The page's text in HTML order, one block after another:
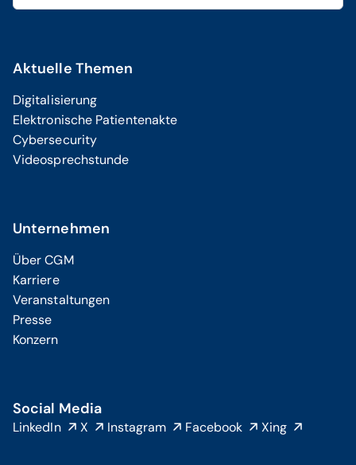
Aktuelle Themen
Digitalisierung
Elektronische Patientenakte
Cybersecurity
Videosprechstunde
Unternehmen
Über CGM
Karriere
Veranstaltungen
Presse
Konzern
Social Media
LinkedIn X Instagram Facebook Xing